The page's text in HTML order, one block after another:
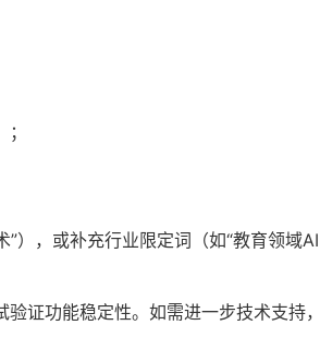
），或补充行业限定词（如“教育领域AI
证功能稳定性。如需进一步技术支持，